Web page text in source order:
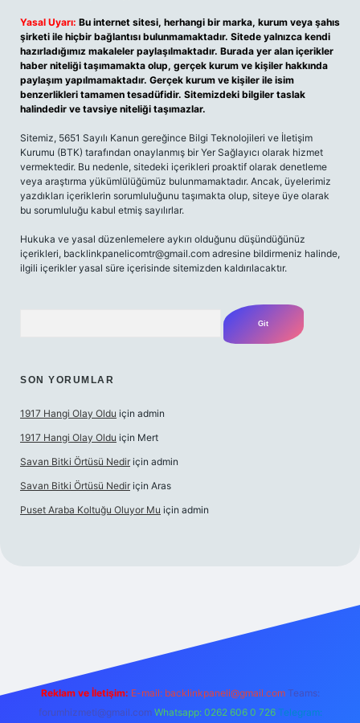
Yasal Uyarı: Bu internet sitesi, herhangi bir marka, kurum veya şahıs
şirketi ile hiçbir bağlantısı bulunmamaktadır. Sitede yalnızca kendi
hazırladığımız makaleler paylaşılmaktadır. Burada yer alan içerikler
haber niteliği taşımamakta olup, gerçek kurum ve kişiler hakkında
paylaşım yapılmamaktadır. Gerçek kurum ve kişiler ile isim
benzerlikleri tamamen tesadüfidir. Sitemizdeki bilgiler taslak
halindedir ve tavsiye niteliği taşımazlar.
Sitemiz, 5651 Sayılı Kanun gereğince Bilgi Teknolojileri ve İletişim
Kurumu (BTK) tarafından onaylanmış bir Yer Sağlayıcı olarak hizmet
vermektedir. Bu nedenle, sitedeki içerikleri proaktif olarak denetleme
veya araştırma yükümlülüğümüz bulunmamaktadır. Ancak, üyelerimiz
yazdıkları içeriklerin sorumluluğunu taşımakta olup, siteye üye olarak
bu sorumluluğu kabul etmiş sayılırlar.
Hukuka ve yasal düzenlemelere aykırı olduğunu düşündüğünüz
içerikleri, backlinkpanelicomtr@gmail.com adresine bildirmeniz halinde,
ilgili içerikler yasal süre içerisinde sitemizden kaldırılacaktır.
SON YORUMLAR
1917 Hangi Olay Oldu için admin
1917 Hangi Olay Oldu için Mert
Savan Bitki Örtüsü Nedir için admin
Savan Bitki Örtüsü Nedir için Aras
Puset Araba Koltuğu Oluyor Mu için admin
Reklam ve İletişim: E-mail: backlinkpaneli@gmail.com Teams:
forumhizmeti@gmail.com Whatsapp: 0262 606 0 726 Telegram: